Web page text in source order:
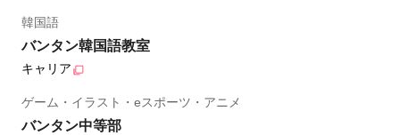
韓国語
バンタン韓国語教室
キャリア
ゲーム・イラスト・eスポーツ・アニメ
バンタン中等部